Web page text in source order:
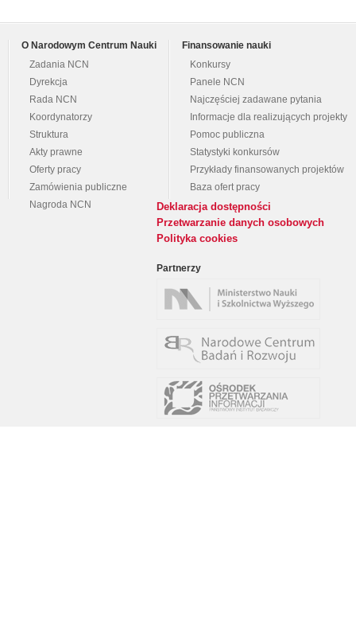
O Narodowym Centrum Nauki
Zadania NCN
Dyrekcja
Rada NCN
Koordynatorzy
Struktura
Akty prawne
Oferty pracy
Zamówienia publiczne
Nagroda NCN
Finansowanie nauki
Konkursy
Panele NCN
Najczęściej zadawane pytania
Informacje dla realizujących projekty
Pomoc publiczna
Statystyki konkursów
Przykłady finansowanych projektów
Baza ofert pracy
Deklaracja dostępności
Przetwarzanie danych osobowych
Polityka cookies
Partnerzy